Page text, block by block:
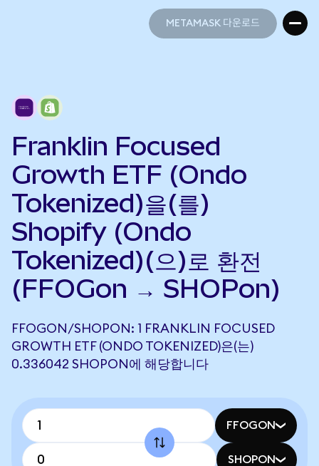
METAMASK 다운로드
Franklin Focused
Growth ETF (Ondo
Tokenized)을(를)
Shopify (Ondo
Tokenized)(으)로 환전
(FFOGon → SHOPon)
FFOGON/SHOPON: 1 FRANKLIN FOCUSED
GROWTH ETF (ONDO TOKENIZED)은(는)
0.336042 SHOPON에 해당합니다
FFOGON
SHOPON